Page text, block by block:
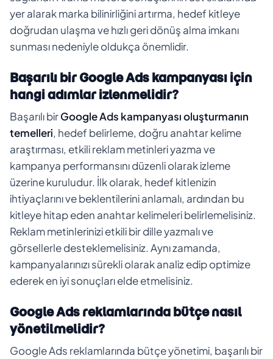
yer alarak marka bilinirliğini artırma, hedef kitleye
doğrudan ulaşma ve hızlı geri dönüş alma imkanı
sunması nedeniyle oldukça önemlidir.
Başarılı bir Google Ads kampanyası için
hangi adımlar izlenmelidir?
Başarılı birGoogle Ads kampanyası oluşturmanın
temelleri, hedef belirleme, doğru anahtar kelime
araştırması, etkili reklam metinleri yazma ve
kampanya performansını düzenli olarak izleme
üzerine kuruludur. İlk olarak, hedef kitlenizin
ihtiyaçlarını ve beklentilerini anlamalı, ardından bu
kitleye hitap eden anahtar kelimeleri belirlemelisiniz.
Reklam metinlerinizi etkili bir dille yazmalı ve
görsellerle desteklemelisiniz. Aynı zamanda,
kampanyalarınızı sürekli olarak analiz edip optimize
ederek en iyi sonuçları elde etmelisiniz.
Google Ads reklamlarında bütçe nasıl
yönetilmelidir?
Google Ads reklamlarında bütçe yönetimi, başarılı bir